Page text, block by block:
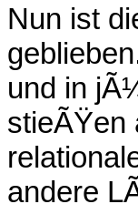
Nun ist
und in
stieÃŸen
andere